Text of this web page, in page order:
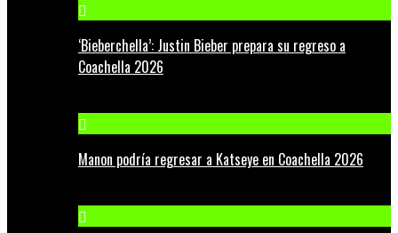
‘Bieberchella’: Justin Bieber prepara su regreso a
Coachella 2026
Manon podría regresar a Katseye en Coachella 2026